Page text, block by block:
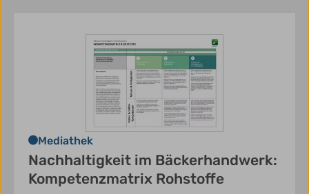
Mediathek
Nachhaltigkeit im Bäckerhandwerk:
Kompetenzmatrix Rohstoffe